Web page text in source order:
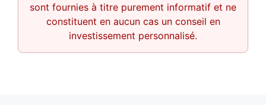
sont fournies à titre purement informatif et ne
constituent en aucun cas un conseil en
investissement personnalisé.